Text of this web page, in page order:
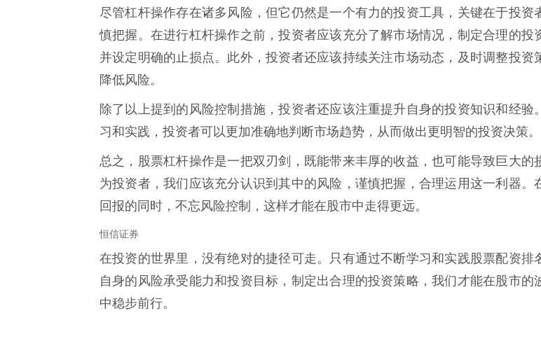
尽管杠杆操作存在诸多风险，但它仍然是一个有力的投资工具，关键在于投资
慎把握。在进行杠杆操作之前，投资者应该充分了解市场情况，制定合理的投
并设定明确的止损点。此外，投资者还应该持续关注市场动态，及时调整投资
降低风险。
除了以上提到的风险控制措施，投资者还应该注重提升自身的投资知识和经验
习和实践，投资者可以更加准确地判断市场趋势，从而做出更明智的投资决策。
总之，股票杠杆操作是一把双刃剑，既能带来丰厚的收益，也可能导致巨大的
为投资者，我们应该充分认识到其中的风险，谨慎把握，合理运用这一利器。
回报的同时，不忘风险控制，这样才能在股市中走得更远。
恒信证券
在投资的世界里，没有绝对的捷径可走。只有通过不断学习和实践股票配资排
自身的风险承受能力和投资目标，制定出合理的投资策略，我们才能在股市的
中稳步前行。